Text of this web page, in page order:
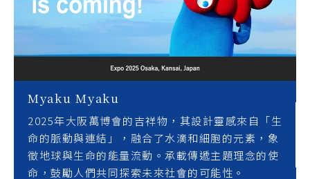
Myaku Myaku
2025年大阪萬博會的吉祥物，其設計靈感來自「生
命的脈動與連結」，融合了水滴和細胞的元素，象
徵地球與生命的能量流動。承載傳遞主題理念的使
命，鼓勵人們共同探索未來社會的可能性。